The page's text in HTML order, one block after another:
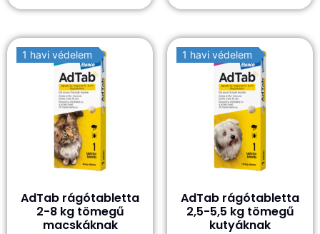
1 havi védelem
AdTab rágótabletta
2-8 kg tömegű
macskáknak
1 havi védelem
AdTab rágótabletta
2,5-5,5 kg tömegű
kutyáknak